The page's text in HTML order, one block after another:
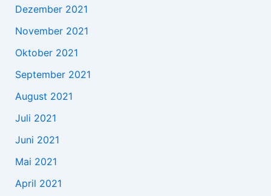
Dezember 2021
November 2021
Oktober 2021
September 2021
August 2021
Juli 2021
Juni 2021
Mai 2021
April 2021